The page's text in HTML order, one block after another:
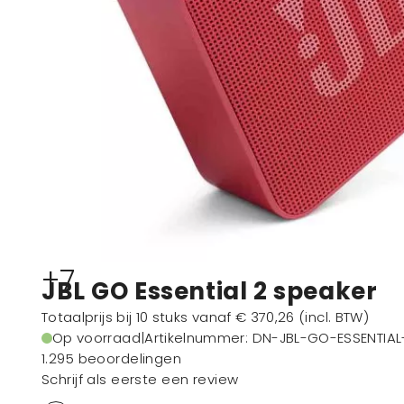
+7
JBL GO Essential 2 speaker
Totaalprijs bij 10 stuks vanaf € 370,26 (incl. BTW)
Op voorraad|Artikelnummer: DN-JBL-GO-
1.295 beoordelingen
Schrijf als eerste een review